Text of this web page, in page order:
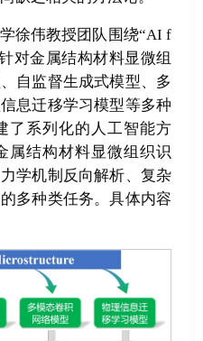
徐伟教授团队围绕“AI f
对金属结构材料显微组
自监督生成式模型、多
息迁移学习模型等多种
了系列化的人工智能方
属结构材料显微组织识
学机制反向解析、复杂
多种类任务。具体内容